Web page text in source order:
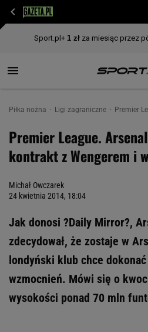
Piłka nożna Ligi zagraniczne Premier
Premier League.
kontrakt z Wengerem i
Michał Owczarek
24 kwietnia 2014, 18:04
Jak donosi ?Daily Mirror?,
zdecydował, że zostaje w
londyński klub chce dokonać
wzmocnień. Mówi się o
wysokości ponad 70 mln